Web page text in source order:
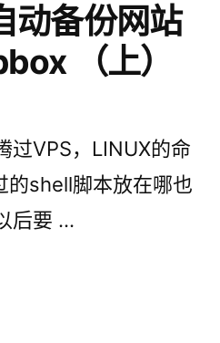
动备份网站
（上）
过VPS，LINUX的命
的shell脚本放在哪也
后要 …